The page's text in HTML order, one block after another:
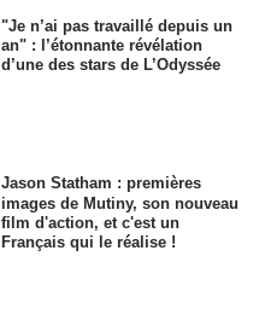
"Je n’ai pas travaillé depuis un
an" : l’étonnante révélation
d’une des stars de L’Odyssée
Jason Statham : premières
images de Mutiny, son nouveau
film d'action, et c'est un
Français qui le réalise !